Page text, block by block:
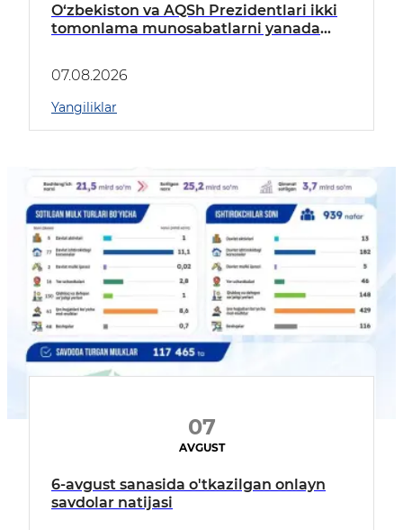
O‘zbekiston va AQSh Prezidentlari ikki
tomonlama munosabatlarni yanada
07.08.2026
Yangiliklar
07
AVGUST
6-avgust sanasida o'tkazilgan onlayn
savdolar natijasi